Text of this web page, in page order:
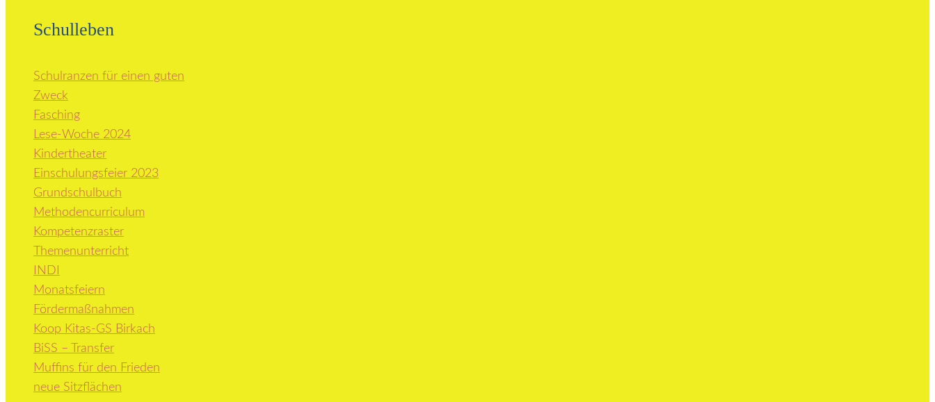
Schulleben
Schulranzen für einen guten
Zweck
Fasching
Lese-Woche 2024
Kindertheater
Einschulungsfeier 2023
Grundschulbuch
Methodencurriculum
Kompetenzraster
Themenunterricht
INDI
Monatsfeiern
Fördermaßnahmen
Koop Kitas-GS Birkach
BiSS – Transfer
Muffins für den Frieden
neue Sitzflächen